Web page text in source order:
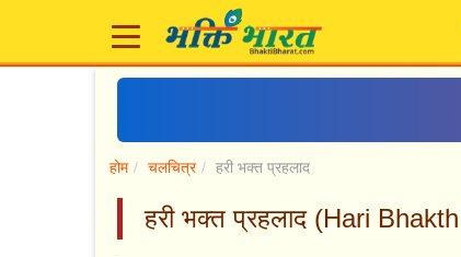
होम चलचित्र हरी भक्त प्रहलाद
हरी भक्त प्रहलाद (Hari